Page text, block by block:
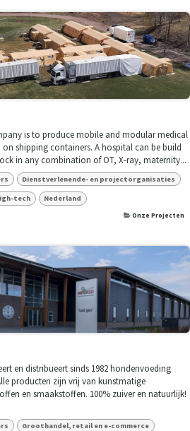
is to produce mobile and modular medical
on shipping containers. A hospital can be build
in any combination of OT, X-ray, maternity...
Dienstverlenende- en projectorganisaties
tech Nederland
Onze Projecten
en distribueert sinds 1982 hondenvoeding
producten zijn vrij van kunstmatige
en smaakstoffen. 100% zuiver en natuurlijk!
Groothandel, retail en e-commerce